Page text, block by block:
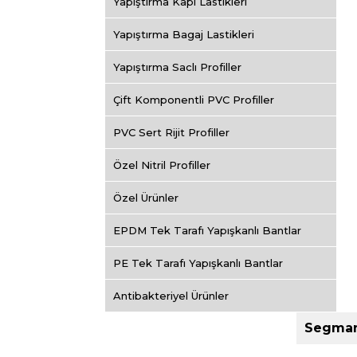
Yapıştırma Bagaj Lastikleri
Yapıştırma Saclı Profiller
Çift Komponentli PVC Profiller
PVC Sert Rijit Profiller
Özel Nitril Profiller
Özel Ürünler
EPDM Tek Tarafı Yapışkanlı Bantlar
PE Tek Tarafı Yapışkanlı Bantlar
Antibakteriyel Ürünler